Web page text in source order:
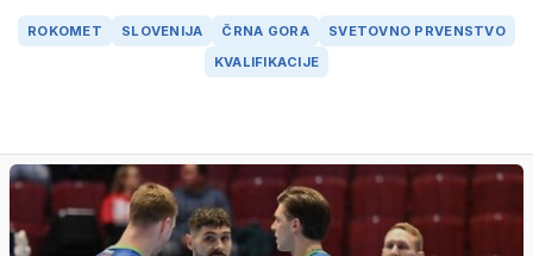
ROKOMET SLOVENIJA ČRNA GORA
SVETOVNO PRVENSTVO
KVALIFIKACIJE